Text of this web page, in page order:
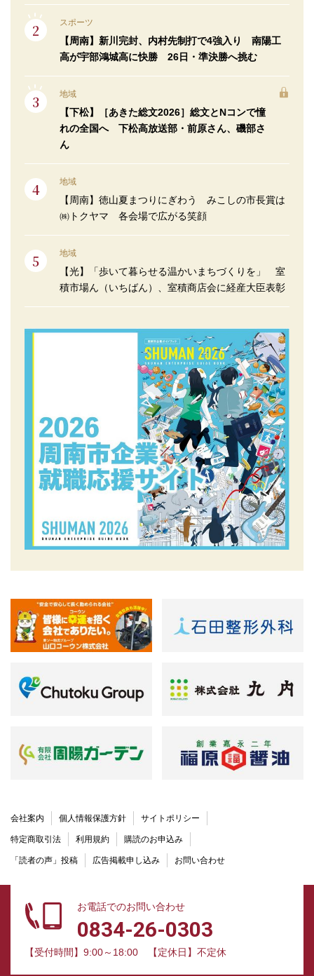
スポーツ
【周南】新川完封、内村先制打で4強入り 南陽工
高が宇部鴻城高に快勝 26日・準決勝へ挑む
地域
【下松】［あきた総文2026］総文とNコンで憧
れの全国へ 下松高放送部・前原さん、磯部さ
ん
地域
【周南】徳山夏まつりにぎわう みこしの市長賞は
㈱トクヤマ 各会場で広がる笑顔
地域
【光】「歩いて暮らせる温かいまちづくりを」 室
積市場ん（いちばん）、室積商店会に経産大臣表彰
会社案内 個人情報保護方針 サイトポリシー
特定商取引法 利用規約 購読のお申込み
「読者の声」投稿 広告掲載申し込み お問い合わせ
お電話でのお問い合わせ
0834-26-0303
【受付時間】9:00～18:00 【定休日】不定休